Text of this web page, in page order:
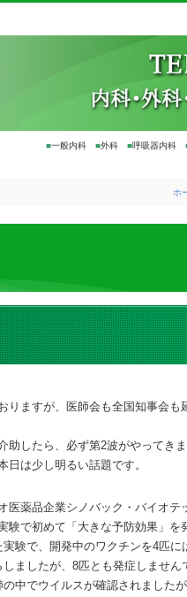
■一般内科 ■外科 ■呼吸器内科
ホ
りますが、医師会も全国知事会
助したら、必ず第2波がやってき
は少し明るい話題です。
医薬品企業シノバック・バイオ
験で初めて「大きな予防効果」を
験で、開発中のワクチンを4匹
ましたが、8匹とも発症しません
中でウイルスが確認されました